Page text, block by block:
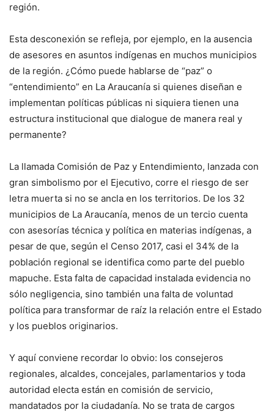
región.
Esta desconexión se refleja, por ejemplo, en la ausencia
de asesores en asuntos indígenas en muchos municipios
de la región. ¿Cómo puede hablarse de “paz” o
“entendimiento” en La Araucanía si quienes diseñan e
implementan políticas públicas ni siquiera tienen una
estructura institucional que dialogue de manera real y
permanente?
La llamada Comisión de Paz y Entendimiento, lanzada con
gran simbolismo por el Ejecutivo, corre el riesgo de ser
letra muerta si no se ancla en los territorios. De los 32
municipios de La Araucanía, menos de un tercio cuenta
con asesorías técnica y política en materias indígenas, a
pesar de que, según el Censo 2017, casi el 34% de la
población regional se identifica como parte del pueblo
mapuche. Esta falta de capacidad instalada evidencia no
sólo negligencia, sino también una falta de voluntad
política para transformar de raíz la relación entre el Estado
y los pueblos originarios.
Y aquí conviene recordar lo obvio: los consejeros
regionales, alcaldes, concejales, parlamentarios y toda
autoridad electa están en comisión de servicio,
mandatados por la ciudadanía. No se trata de cargos